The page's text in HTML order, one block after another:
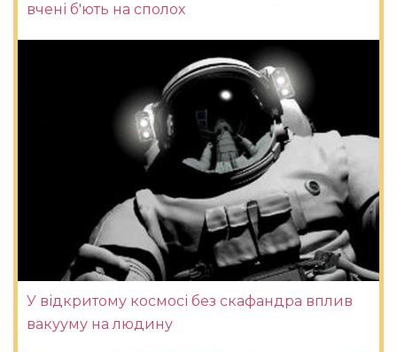
вчені б'ють на сполох
У відкритому космосі без скафандра вплив
вакууму на людину